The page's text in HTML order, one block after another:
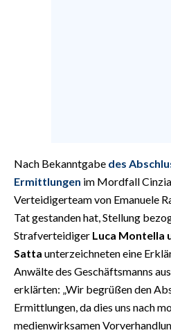
ANNUNCI
NECROLOGI
PUBBLICITÀ
SPIAGGE
STORE
Nach Bekanntgabe des
Ermittlungen im Mordfall
Verteidigerteam von Emanuele
Tat gestanden hat, Stellung
Strafverteidiger Luca Montella
Satta unterzeichneten eine
Anwälte des Geschäftsmanns
erklärten: „Wir begrüßen den
Ermittlungen, da dies uns nach
medienwirksamen